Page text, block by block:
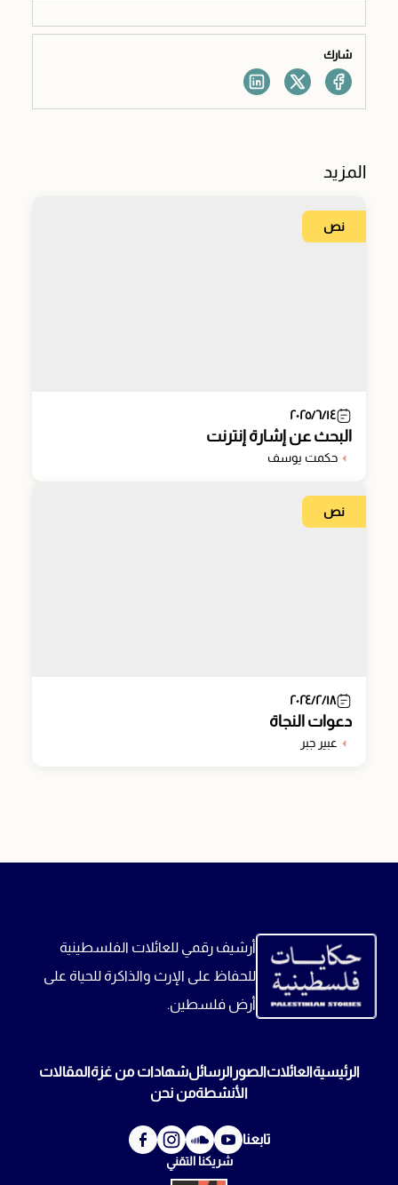
شارك
المزيد
نص
٢٠٢٥/٦/١٤
البحث عن إشارة إنترنت
حكمت يوسف
نص
٢٠٢٤/٢/١٨
دعوات النجاة
عبير جبر
أرشيف رقمي للعائلات الفلسطينية
للحفاظ على الإرث والذاكرة للحياة على
أرض فلسطين.
الرئيسيةالعائلاتالصور الرسائلشهادات من غزةالمقالات
الأنشطةمن نحن
شريكنا التقني
تابعنا